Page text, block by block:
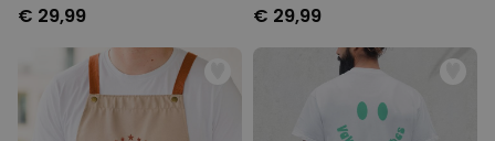
€ 29,99 € 29,99